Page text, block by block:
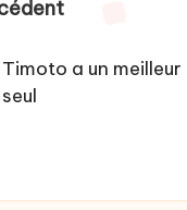
Timoto a un
seul